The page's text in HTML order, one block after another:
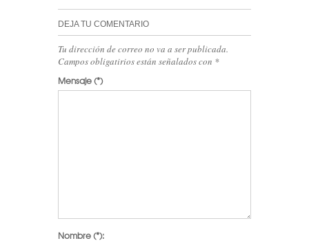
DEJA TU COMENTARIO
Tu dirección de correo no va a ser publicada.
Campos obligatirios están señalados con *
Mensaje(*)
Nombre(*):